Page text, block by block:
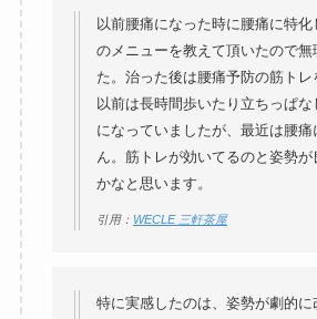
以前腰痛になった時に腰痛に特
のメニューを教えて頂いたので無
た。治った後は腰痛予防の筋トレ
以前は長時間歩いたり立ちっぱ
になっていましたが、最近は腰
ん。筋トレが効いてるのと姿勢が
かなと思います。
引用： WECLE 三軒茶屋
特に実感したのは、姿勢が劇的に